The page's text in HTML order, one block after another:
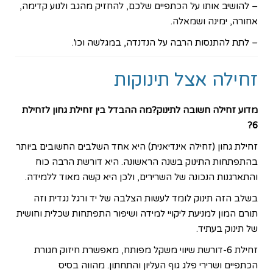
– להושיב אותו על הכתפיים שלכם, להחזיק מהגב ולנוע קדימה,
אחורה, ימינה ושמאלה.
– לתת להתנסות הרבה על הנדנדה, במגלשה וכו'.
זחילה אצל תינוקות
מדוע זחילה חשובה לתינוק?מה ההבדל בין זחילת גחון לזחילת
6?
זחילת גחון (זחילה אינדיאנית) היא אחד השלבים החשובים ביותר
בהתפתחות התינוק בשנה הראשונה. היא דורשת הרבה כוח
והתארגנות הנכונה של השרירים, ולכן היא קשה מאוד ללמידה.
בשלב הזה תינוק לומד לעשות הצלבה של יד ורגל נגדית וזה
תורם המון למניעת ליקויי למידה ושיפור התפתחות שכלית וחושית
של תינוק בעתיד.
זחילת 6-דורשת שיווי משקל מפותח, מאפשרת חיזוק חגורת
הכתפיים ושרירי פלג גוף העליון והתחתון. מהווה בסיס